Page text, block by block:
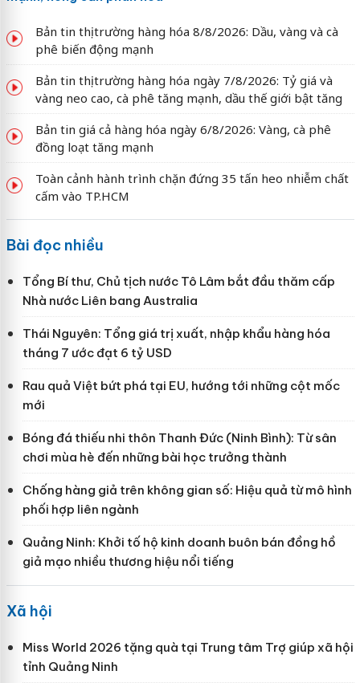
Bản tin thị trường hàng hóa 8/8/2026: Dầu, vàng và cà
phê biến động mạnh
Bản tin thị trường hàng hóa ngày 7/8/2026: Tỷ giá và
vàng neo cao, cà phê tăng mạnh, dầu thế giới bật tăng
Bản tin giá cả hàng hóa ngày 6/8/2026: Vàng, cà phê
đồng loạt tăng mạnh
Toàn cảnh hành trình chặn đứng 35 tấn heo nhiễm chất
cấm vào TP.HCM
Bài đọc nhiều
Tổng Bí thư, Chủ tịch nước Tô Lâm bắt đầu thăm cấp
Nhà nước Liên bang Australia
Thái Nguyên: Tổng giá trị xuất, nhập khẩu hàng hóa
tháng 7 ước đạt 6 tỷ USD
Rau quả Việt bứt phá tại EU, hướng tới những cột mốc
mới
Bóng đá thiếu nhi thôn Thanh Đức (Ninh Bình): Từ sân
chơi mùa hè đến những bài học trưởng thành
Chống hàng giả trên không gian số: Hiệu quả từ mô hình
phối hợp liên ngành
Quảng Ninh: Khởi tố hộ kinh doanh buôn bán đồng hồ
giả mạo nhiều thương hiệu nổi tiếng
Xã hội
Miss World 2026 tặng quà tại Trung tâm Trợ giúp xã hội
tỉnh Quảng Ninh